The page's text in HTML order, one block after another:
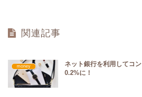
関連記事
money
ネット銀行を利用してコ
0.2%に！